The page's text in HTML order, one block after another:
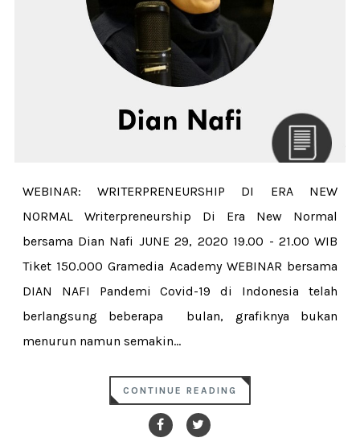
WEBINAR: WRITERPRENEURSHIP DI ERA NEW
NORMAL Writerpreneurship Di Era New Normal
bersama Dian Nafi JUNE 29, 2020 19.00 - 21.00 WIB
Tiket 150.000 Gramedia Academy WEBINAR bersama
DIAN NAFI Pandemi Covid-19 di Indonesia telah
berlangsung beberapa bulan, grafiknya bukan
menurun namun semakin...
CONTINUE READING